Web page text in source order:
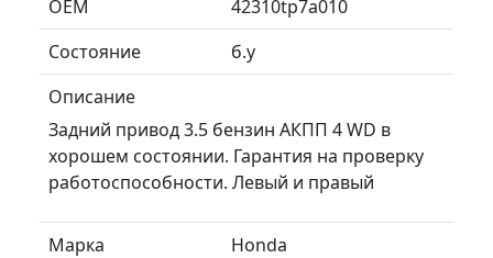
ОЕМ
42310tp7a010
Состояние
б.у
Описание
Задний привод 3.5 бензин АКПП 4 WD в
хорошем состоянии. Гарантия на проверку
работоспособности. Левый и правый
Марка
Honda